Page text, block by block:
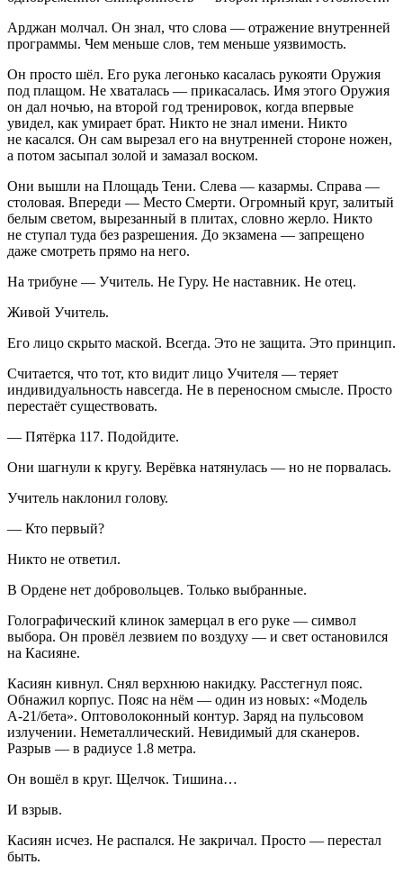
Арджан молчал. Он знал, что слова — отражение внутренней
программы. Чем меньше слов, тем меньше уязвимость.
Он просто шёл. Его рука легонько касалась рукояти Оружия
под плащом. Не хваталась — прикасалась. Имя этого Оружия
он дал ночью, на второй год тренировок, когда впервые
увидел, как умирает брат. Никто не знал имени. Никто
не касался. Он сам вырезал его на внутренней стороне ножен,
а потом засыпал золой и замазал воском.
Они вышли на Площадь Тени. Слева — казармы. Справа —
столовая. Впереди — Место Смерти. Огромный круг, залитый
белым светом, вырезанный в плитах, словно жерло. Никто
не ступал туда без разрешения. До экзамена — запрещено
даже смотреть прямо на него.
На трибуне — Учитель. Не Гуру. Не наставник. Не отец.
Живой Учитель.
Его лицо скрыто маской. Всегда. Это не защита. Это принцип.
Считается, что тот, кто видит лицо Учителя — теряет
индивидуальность навсегда. Не в переносном смысле. Просто
перестаёт существовать.
— Пятёрка 117. Подойдите.
Они шагнули к кругу. Верёвка натянулась — но не порвалась.
Учитель наклонил голову.
— Кто первый?
Никто не ответил.
В Ордене нет добровольцев. Только выбранные.
Голографический клинок замерцал в его руке — символ
выбора. Он провёл лезвием по воздуху — и свет остановился
на Касияне.
Касиян кивнул. Снял верхнюю накидку. Расстегнул пояс.
Обнажил корпус. Пояс на нём — один из новых: «Модель
А-21/бета». Оптоволоконный контур. Заряд на пульсовом
излучении. Неметаллический. Невидимый для сканеров.
Разрыв — в радиусе 1.8 метра.
Он вошёл в круг. Щелчок. Тишина…
И взрыв.
Касиян исчез. Не распался. Не закричал. Просто — перестал
быть.